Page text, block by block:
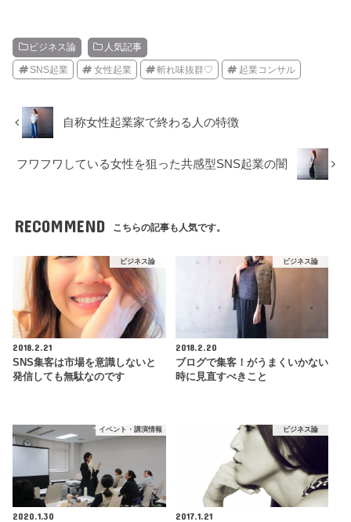
ビジネス論 人気記事
SNS起業 女性起業 斬れ味抜群♡ 起業コンサル
自称女性起業家で終わる人の特徴
フワフワしている女性を狙った共感型SNS起業の闇
RECOMMEND こちらの記事も人気です。
ビジネス論
2018.2.21
SNS集客は市場を意識しないと
発信しても無駄なのです
ビジネス論
2018.2.20
ブログで集客！がうまくいかない
時に見直すべきこと
イベント・講演情報
2020.1.30
ビジネス論
2017.1.21